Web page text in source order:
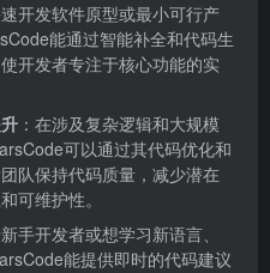
速开发软件原型或最小可行产
能通过智能补全和代码生
开发者专注于核心功能的实
：在涉及复杂逻辑和大规模
可以通过其代码优化和
队保持代码质量，减少潜在
可维护性。
新手开发者或想学习新语言、
能提供即时的代码建议